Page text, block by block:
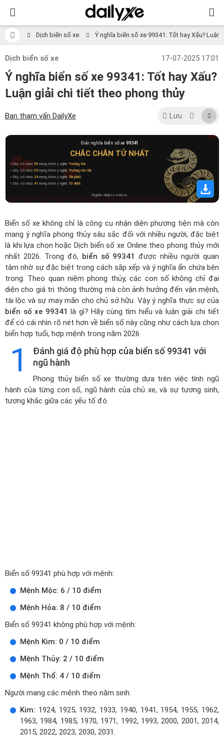
Dịch biển số xe Ý nghĩa biển số xe 99341: Tốt hay Xấu?
Dịch biển số xe 17-07-2025 17:01
Ý nghĩa biển số xe 99341: Tốt hay Xấu?
Luận giải chi tiết theo phong thủy
Ban tham vấn DailyXe Lưu
Giải nghĩa biển số xe 99341
CHẮC CHẮN TỬ NHẤT
» Dãy số chứa99 mang thêm ý nghĩa Trường tồn.
» Dãy số chứa 93 mang thêm ý nghĩaTrường cửu tài.
» Dãy số chứa 34mang thêm ý nghĩaTài phất.
» Dãy số chứa 41 mang thêm ý nghĩa Tử nhất.
Nguồn: dailyxe.com.vn
Biển số xe không chỉ là công cụ nhận diện phương tiện mà còn
mang ý nghĩa phong thủy sâu sắc đối với nhiều người, đặc biệt
là khi lựa chọn hoặcDịch biển số xe Online theo phong thủy mới
nhất 2026. Trong đó, biển số 99341 được nhiều người quan
tâm nhờ sự đặc biệt trong cách sắp xếp và ý nghĩa ẩn chứa bên
trong. Theo quan niệm phong thủy, các con số không chỉ đại
diện cho giá trị thông thường mà còn ảnh hưởng đến vận mệnh,
tài lộc và sự may mắn cho chủ sở hữu. Vậy ý nghĩa thực sự của
biển số xe 99341 là gì? Hãy cùng tìm hiểu và luận giải chi tiết
để có cái nhìn rõ nét hơn về biển số này cũng như cách lựa chọn
biển hợp tuổi, hợp mệnh trong năm 2026
1
Đánh giá độ phù hợp của biển số 99341 với
ngũ hành
Phong thủy biển số xe thường dựa trên việc tính ngũ
hành của từng con số, ngũ hành của chủ xe, và sự tương sinh,
tương khắc giữa các yếu tố đó.
Biển số 99341 phù hợp với mệnh:
Mệnh Mộc: 6 / 10 điểm
Mệnh Hỏa: 8 / 10 điểm
Biển số 99341 không phù hợp với mệnh:
Mệnh Kim: 0 / 10 điểm
Mệnh Thủy: 2 / 10 điểm
Mệnh Thổ: 4 / 10 điểm
Người mang các mệnh theo năm sinh:
Kim: 1924, 1925, 1932, 1933, 1940, 1941, 1954, 1955, 1962,
1963, 1984, 1985, 1970, 1971, 1992, 1993, 2000, 2001, 2014,
2015, 2022, 2023, 2030, 2031.